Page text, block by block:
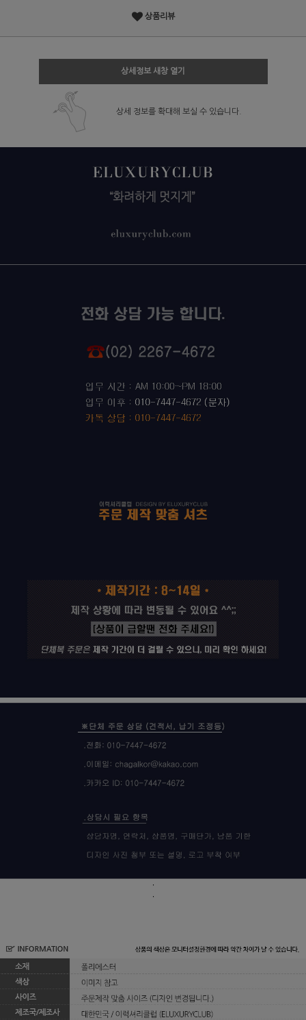
상품리뷰
상세정보 새창 열기
상세 정보를 확대해 보실 수 있습니다.